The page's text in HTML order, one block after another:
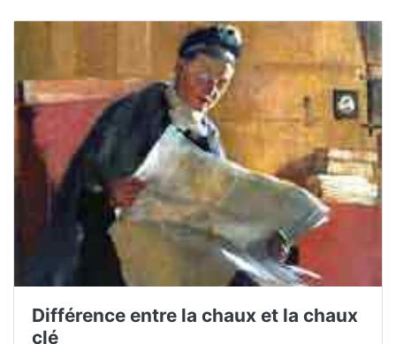
Différence entre la chaux et la chaux
clé